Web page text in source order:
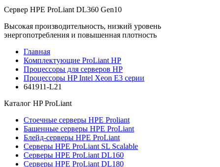
Сервер HPE ProLiant DL360 Gen10
Высокая производительность, низкий уровень
энергопотребления и повышенная плотность
Главная
Комплектующие ProLiant HP
Процессоры для серверов HP
Процессоры HP Intel Xeon E3 серии
641911-L21
Каталог HP ProLiant
Стоечные серверы HPE Proliant
Башенные серверы HPE ProLiant
Блейд-серверы HPE ProLiant
Серверы HPE ProLiant SL Scalable
Серверы HPE ProLiant DL160
Серверы HPE ProLiant DL180